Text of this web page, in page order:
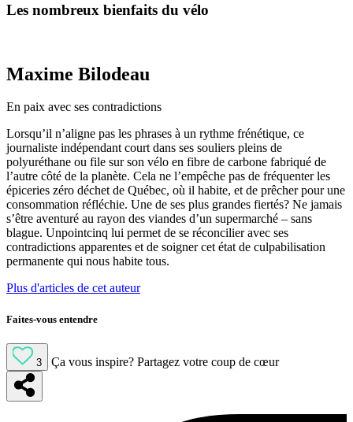
Les nombreux bienfaits du vélo
Maxime Bilodeau
En paix avec ses contradictions
Lorsqu’il n’aligne pas les phrases à un rythme frénétique, ce
journaliste indépendant court dans ses souliers pleins de
polyuréthane ou file sur son vélo en fibre de carbone fabriqué de
l’autre côté de la planète. Cela ne l’empêche pas de fréquenter les
épiceries zéro déchet de Québec, où il habite, et de prêcher pour une
consommation réfléchie. Une de ses plus grandes fiertés? Ne jamais
s’être aventuré au rayon des viandes d’un supermarché – sans
blague. Unpointcinq lui permet de se réconcilier avec ses
contradictions apparentes et de soigner cet état de culpabilisation
permanente qui nous habite tous.
Plus d'articles de cet auteur
Faites-vous entendre
3 Ça vous inspire? Partagez votre coup de cœur